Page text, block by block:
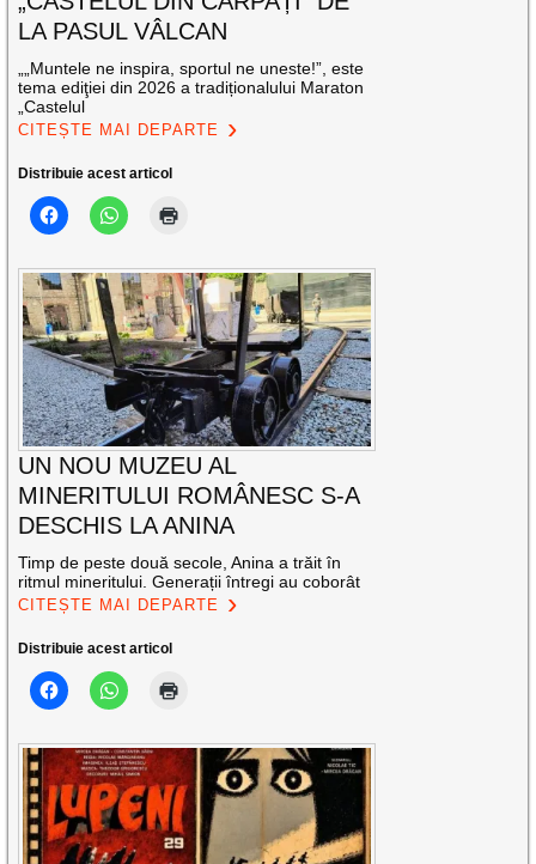
LA PASUL VÂLCAN
„„Muntele ne inspira, sportul ne uneste!”, este
tema ediţiei din 2026 a tradiționalului Maraton
„Castelul
CITEȘTE MAI DEPARTE
Distribuie acest articol
UN NOU MUZEU AL
MINERITULUI ROMÂNESC S-A
DESCHIS LA ANINA
Timp de peste două secole, Anina a trăit în
ritmul mineritului. Generații întregi au coborât
CITEȘTE MAI DEPARTE
Distribuie acest articol